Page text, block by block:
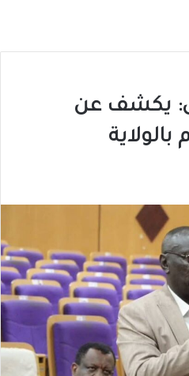
يكشف عن